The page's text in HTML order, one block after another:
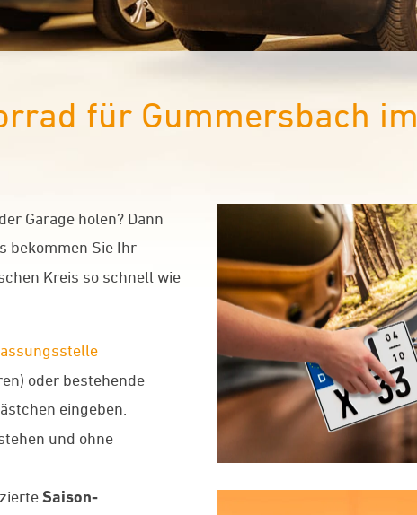
für Gummersbach im
Garage holen? Dann
bekommen Sie Ihr
Kreis so schnell wie
oder bestehende
eingeben.
und ohne
Saison-